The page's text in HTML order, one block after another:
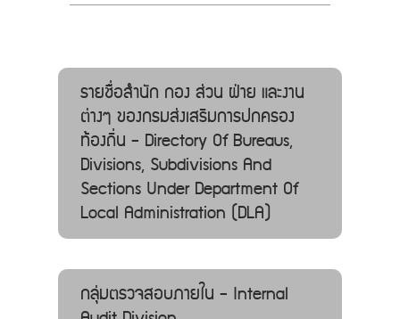
รายชื่อสำนัก กอง ส่วน ฝ่าย และงาน
ต่างๆ ของกรมส่งเสริมการปกครอง
ท้องถิ่น - Directory Of Bureaus,
Divisions, Subdivisions And
Sections Under Department Of
Local Administration (DLA)
กลุ่มตรวจสอบภายใน - Internal